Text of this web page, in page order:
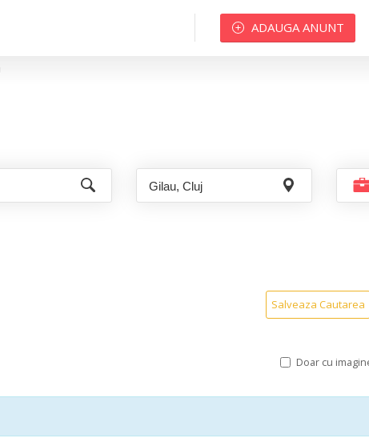
ADAUGA ANUNT
Salveaza Cautarea
Doar cu